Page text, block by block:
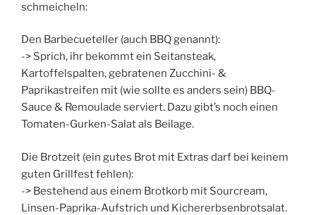
schmeicheln:
Den Barbecueteller (auch BBQ genannt):
-> Sprich, ihr bekommt ein Seitansteak,
Kartoffelspalten, gebratenen Zucchini- &
Paprikastreifen mit (wie sollte es anders sein) BBQ-
Sauce & Remoulade serviert. Dazu gibt’s noch einen
Tomaten-Gurken-Salat als Beilage.
Die Brotzeit (ein gutes Brot mit Extras darf bei keinem
guten Grillfest fehlen):
-> Bestehend aus einem Brotkorb mit Sourcream,
Linsen-Paprika-Aufstrich und Kichererbsenbrotsalat.